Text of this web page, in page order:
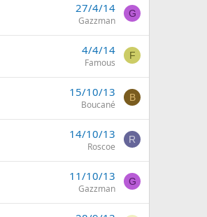
27/4/14
Gazzman
G
4/4/14
Famous
F
15/10/13
Boucané
B
14/10/13
Roscoe
R
11/10/13
Gazzman
G